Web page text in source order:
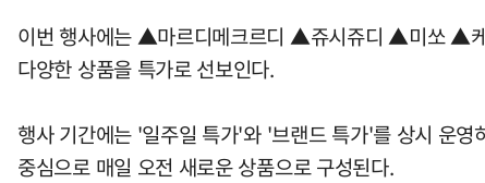
이번 행사에는 ▲마르디메크르디 ▲쥬시쥬디 ▲미쏘 ▲
다양한 상품을 특가로 선보인다.
행사 기간에는 '일주일 특가'와 '브랜드 특가'를 상시 운
중심으로 매일 오전 새로운 상품으로 구성된다.